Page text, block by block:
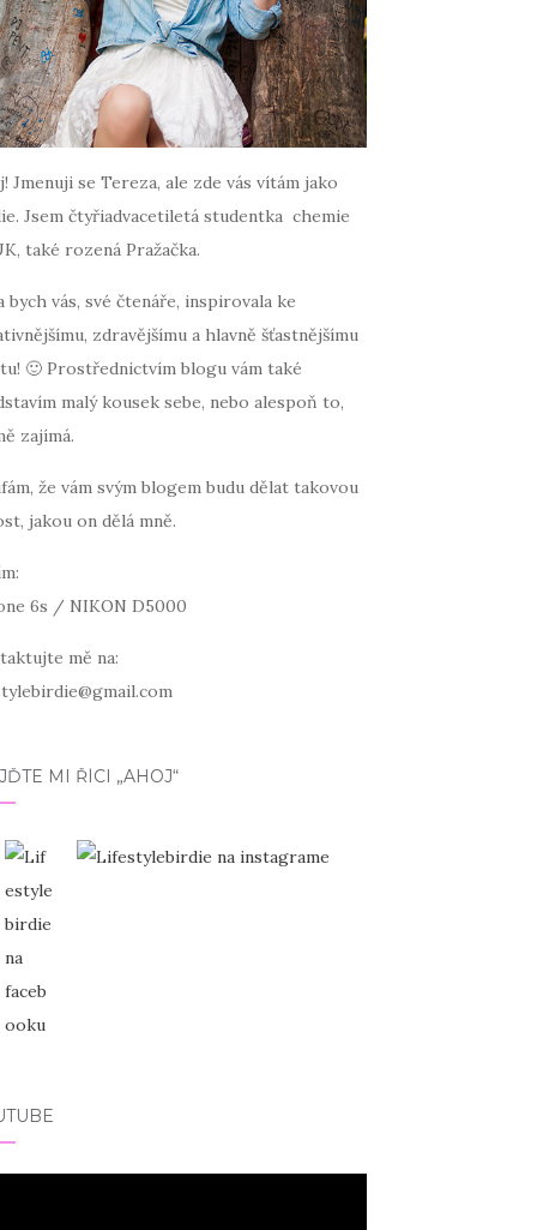
Jmenuji se Tereza, ale zde vás vítám jako
Jsem čtyřiadvacetiletá studentka chemie
také rozená Pražačka.
bych vás, své čtenáře, inspirovala ke
zdravějšímu a hlavně šťastnějšímu
🙂 Prostřednictvím blogu vám také
malý kousek sebe, nebo alespoň to,
zajímá.
že vám svým blogem budu dělat takovou
jakou on dělá mně.
6s / NIKON D5000
mě na:
MI ŘÍCI „AHOJ“